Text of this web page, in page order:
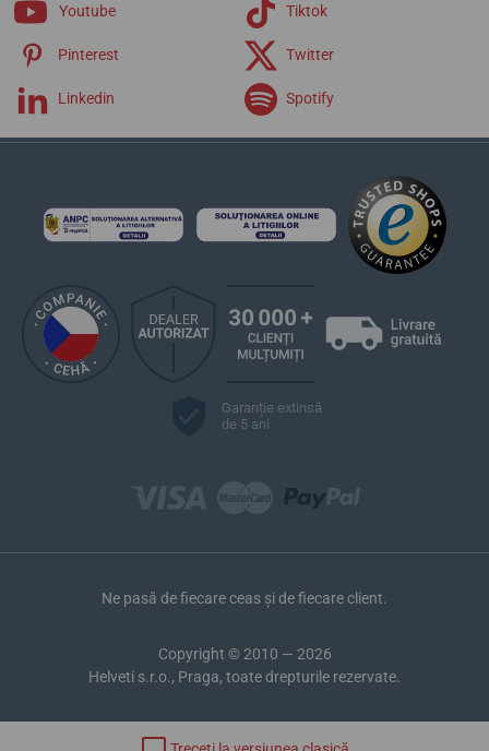
Youtube Tiktok
Pinterest Twitter
Linkedin Spotify
Garanție extinsă
de 5 ani
Ne pasă de fiecare ceas și de fiecare client.
Copyright © 2010 — 2026
Helveti s.r.o., Praga, toate drepturile rezervate.